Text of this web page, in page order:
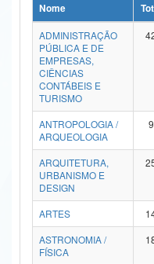
Ministério da Ciência, Tecnologia,
Ministério do Meio Ambiente
Ministério do Turismo
Ministério do Desenvolvimento
Controladoria-Geral da União
Ministério da Mulher, da Família e
Secretaria de Governo
Nome
ADMINISTRAÇÃO
PÚBLICA E DE
EMPRESAS,
CIÊNCIAS
CONTÁBEIS E
TURISMO
ANTROPOLOGIA /
ARQUEOLOGIA
9
ARQUITETURA,
URBANISMO E
DESIGN
ARTES
ASTRONOMIA /
FÍSICA